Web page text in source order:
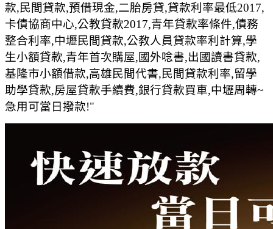
款,民間貸款,預借現金,二胎房貸,貸款利率最低2017,
卡債協商中心,公教貸款2017,青年貸款率條件,債務
整合利率,中壢民間貸款,公教人員貸款率利計算,學
生小額貸款,青年首次購屋,國外唸書,出國讀書貸款,
基隆市小額借款,高雄民間代書,民間貸款利率,留學
助學貸款,房屋貸款手續費,銀行貸款買車,中壢周轉~
急用可當日撥款!"